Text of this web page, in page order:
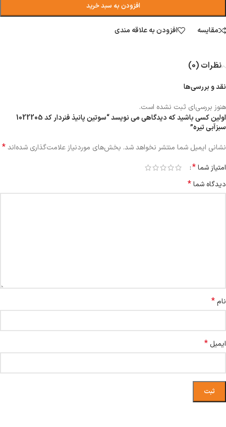
افزودن به سبد خرید
مقایسه افزودن به علاقه مندی
نظرات (0)
نقد و بررسی‌ها
هنوز بررسی‌ای ثبت نشده است.
اولین کسی باشید که دیدگاهی می نویسد “سوتین پانیذ فنردار کد 1022205
سبزآبی تیره”
نشانی ایمیل شما منتشر نخواهد شد. بخش‌های موردنیاز علامت‌گذاری شده‌اند*
امتیاز شما*
دیدگاه شما*
نام*
ایمیل *